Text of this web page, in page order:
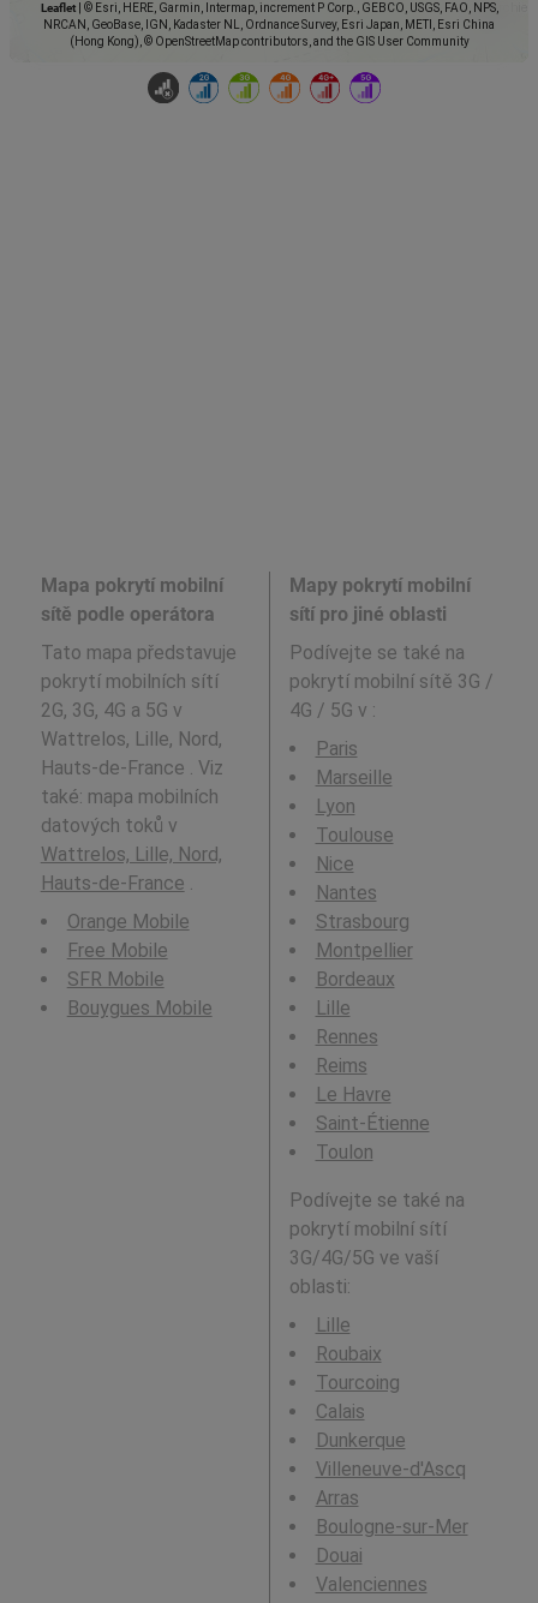
Leaflet
© Esri, HERE, Garmin, Intermap, increment P Corp., GEBCO, USGS, FAO, NPS,
NRCAN, GeoBase, IGN, Kadaster NL, Ordnance Survey, Esri Japan, METI, Esri China
(Hong Kong), © OpenStreetMap contributors, and the GIS User Community
Mapa pokrytí mobilní
sítě podle operátora
Tato mapa představuje
pokrytí mobilních sítí
2G, 3G, 4G a 5G v
Wattrelos, Lille, Nord,
Hauts-de-France . Viz
také: mapa mobilních
datových toků v
Wattrelos, Lille, Nord,
Hauts-de-France .
Orange Mobile
Free Mobile
SFR Mobile
Bouygues Mobile
Mapy pokrytí mobilní
sítí pro jiné oblasti
Podívejte se také na
pokrytí mobilní sítě 3G /
4G / 5G v :
Paris
Marseille
Lyon
Toulouse
Nice
Nantes
Strasbourg
Montpellier
Bordeaux
Lille
Rennes
Reims
Le Havre
Saint-Étienne
Toulon
Podívejte se také na
pokrytí mobilní sítí
3G/4G/5G ve vaší
oblasti:
Lille
Roubaix
Tourcoing
Calais
Dunkerque
Villeneuve-d'Ascq
Arras
Boulogne-sur-Mer
Douai
Valenciennes